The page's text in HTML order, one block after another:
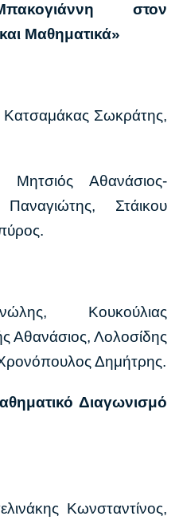
στον
Μαθηματικά»
Κατσαμάκας Σωκράτης,
Μητσιός Αθανάσιος-
Στάικου
Κουκούλιας
Αθανάσιος, Λολοσίδης
Δημήτρης.
Διαγωνισμό
Κωνσταντίνος,